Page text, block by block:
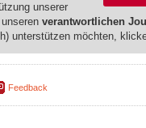
unserer
verantwortlichen
unterstützen möchten,
Feedback